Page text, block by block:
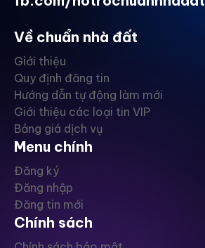
Về chuẩn nhà đất
Giới thiệu
Quy định đăng tin
Hướng dẫn tự động làm mới
Giới thiệu các loại tin VIP
Bảng giá dịch vụ
Menu chính
Đăng ký
Đăng nhập
Đăng tin mới
Chính sách